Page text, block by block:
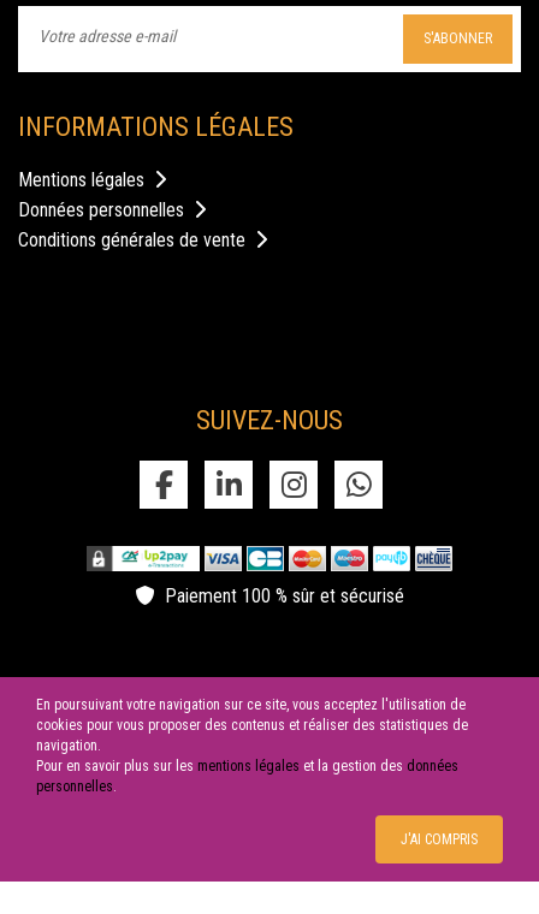
En poursuivant votre navigation sur ce site, vous acceptez l'utilisation de
cookies pour vous proposer des contenus et réaliser des statistiques de
navigation.
Pour en savoir plus sur les mentions légales et la gestion des données
personnelles.
J'AI COMPRIS
Le Château de la Garrigue dispose de 6 suites de luxe, proposées
aux clients de son restaurant gastronomique ainsi qu'en
bar mitzvah
Le Château de la Garrigue s’adapte à tous vos évènements :
Mariage, Fiançailles, Pacs, Anniversaire, Baptême, Communion, Bar
Mitzvah...
spectacle au chateau
spectacles, Festivals, vente en ligne.
afterwork au chateau de la garrigue
Tout l'été, venez découvrir nos soirées afterworks qui se
chateau de la garrigue billetterie
Le Château de la Garrigue à Villemur sur tarn, entrez dans notre
domaine et découvrir l'ensemble de nos prestations. concerts,
S'ABONNER
INFORMATIONS LÉGALES
Mentions légales
Données personnelles
Conditions générales de vente
SUIVEZ-NOUS
Paiement 100 % sûr et sécurisé
© 2026 SAS LES CYGNES NOIRS | Tous droits réservés